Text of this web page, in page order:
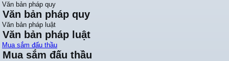
Văn bản pháp quy
Văn bản pháp quy
Văn bản pháp luật
Văn bản pháp luật
Mua sắm đấu thầu
Mua sắm đấu thầu